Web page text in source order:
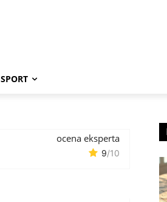
SPORT
ocena eksperta
9/10